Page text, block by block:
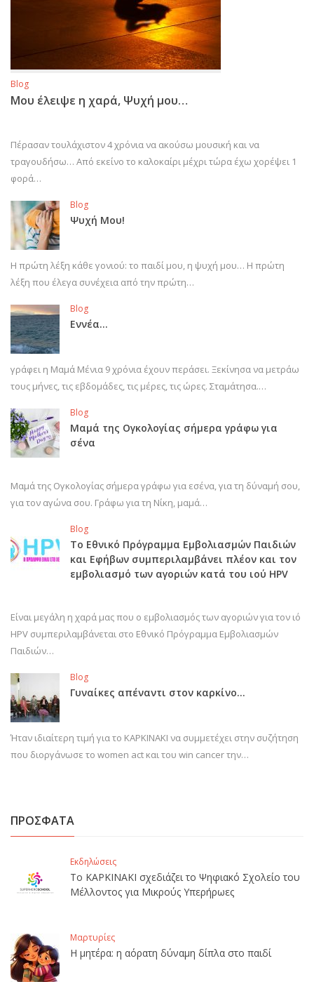
Blog
Μου έλειψε η χαρά, Ψυχή μου…
Πέρασαν τουλάχιστον 4 χρόνια να ακούσω μουσική και να
τραγουδήσω… Από εκείνο το καλοκαίρι μέχρι τώρα έχω χορέψει 1
φορά…
Blog
Ψυχή Μου!
Η πρώτη λέξη κάθε γονιού: το παιδί μου, η ψυχή μου… Η πρώτη
λέξη που έλεγα συνέχεια από την πρώτη…
Blog
Εννέα…
γράφει η Μαμά Μένια 9 χρόνια έχουν περάσει. Ξεκίνησα να μετράω
τους μήνες, τις εβδομάδες, τις μέρες, τις ώρες. Σταμάτησα.…
Blog
Μαμά της Ογκολογίας σήμερα γράφω για
σένα
Μαμά της Ογκολογίας σήμερα γράφω για εσένα, για τη δύναμή σου,
για τον αγώνα σου. Γράφω για τη Νίκη, μαμά…
Blog
Το Εθνικό Πρόγραμμα Εμβολιασμών Παιδιών
και Εφήβων συμπεριλαμβάνει πλέον και τον
εμβολιασμό των αγοριών κατά του ιού HPV
Είναι μεγάλη η χαρά μας που ο εμβολιασμός των αγοριών για τον ιό
HPV συμπεριλαμβάνεται στο Εθνικό Πρόγραμμα Εμβολιασμών
Παιδιών…
Blog
Γυναίκες απέναντι στον καρκίνο…
Ήταν ιδιαίτερη τιμή για το ΚΑΡΚΙΝΑΚΙ να συμμετέχει στην συζήτηση
που διοργάνωσε το women act και του win cancer την…
ΠΡΟΣΦΑΤΑ
Εκδηλώσεις
Το ΚΑΡΚΙΝΑΚΙ σχεδιάζει το Ψηφιακό Σχολείο του
Μέλλοντος για Μικρούς Υπερήρωες
Μαρτυρίες
Η μητέρα: η αόρατη δύναμη δίπλα στο παιδί